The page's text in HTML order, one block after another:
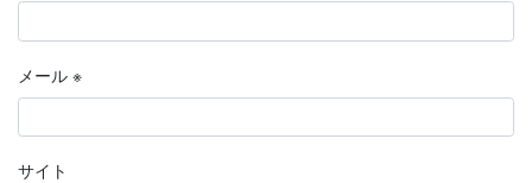
メール ※
サイト